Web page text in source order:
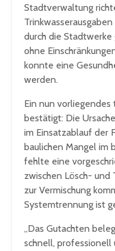
Stadtverwaltung
durch die Stadtwerke
ohne
konnte eine
werden.
Ein nun vorliegendes
bestätigt: Die
im Einsatzablauf der
baulichen Mangel im
fehlte eine
zwischen Lösch- und
zur Vermischung
Systemtrennung ist
„Das Gutachten
schnell, professionell